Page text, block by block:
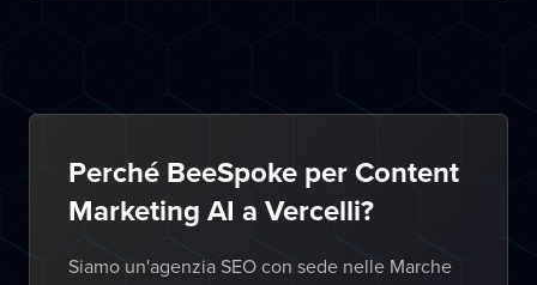
Perché BeeSpoke per Content
Marketing AI a Vercelli?
Siamo un'agenzia SEO con sede nelle Marche